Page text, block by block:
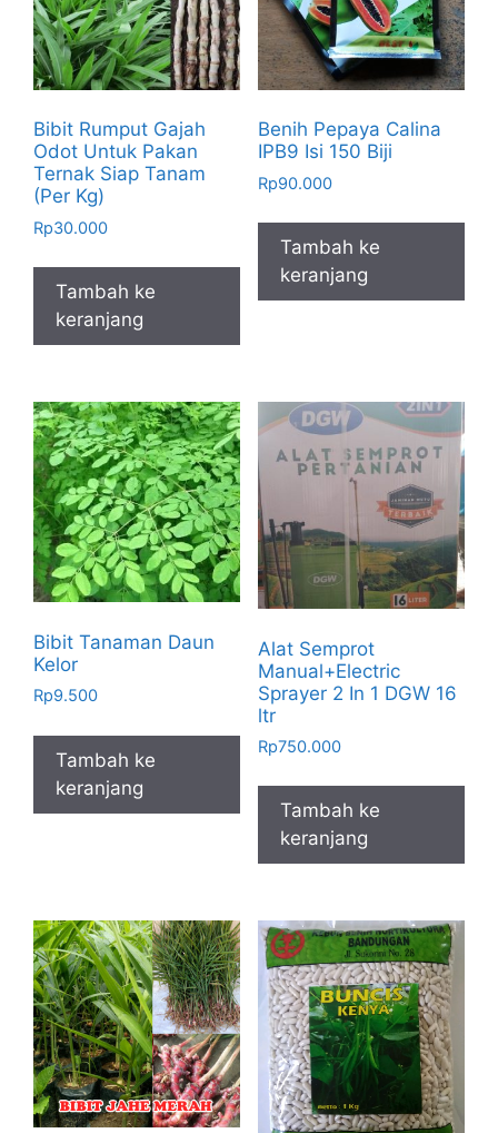
Bibit Rumput Gajah
Odot Untuk Pakan
Ternak Siap Tanam
(Per Kg)
Rp30.000
Tambah ke
keranjang
Benih Pepaya Calina
IPB9 Isi 150 Biji
Rp90.000
Tambah ke
keranjang
Bibit Tanaman Daun
Kelor
Rp9.500
Tambah ke
keranjang
Alat Semprot
Manual+Electric
Sprayer 2 In 1 DGW 16
ltr
Rp750.000
Tambah ke
keranjang